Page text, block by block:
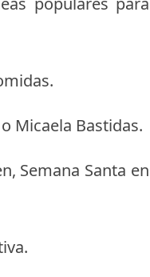
Micaela Bastidas.
Semana Santa en